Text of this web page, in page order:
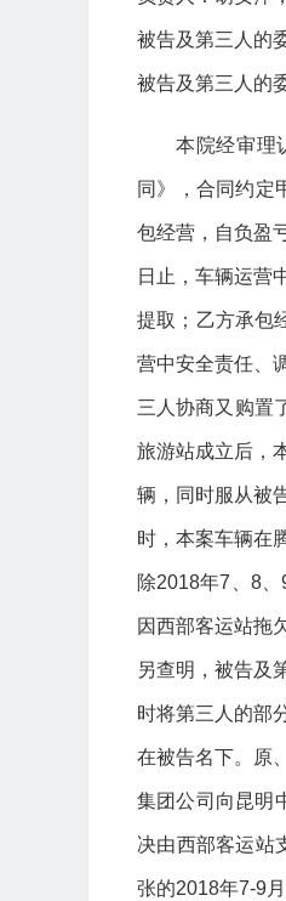
被告及第三人的
被告及第三人的
本院经审理
同》，合同约定
包经营，自负盈
日止，车辆运营
提取；乙方承包
营中安全责任、
三人协商又购置
旅游站成立后，
辆，同时服从被
时，本案车辆在
除2018年7、8
因西部客运站拖
另查明，被告及
时将第三人的部
在被告名下。原
集团公司向昆明
决由西部客运站
张的2018年7-9